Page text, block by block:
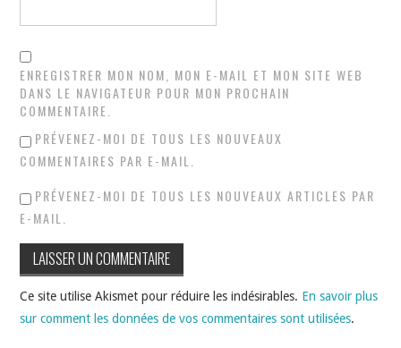
ENREGISTRER MON NOM, MON E-MAIL ET MON SITE WEB
DANS LE NAVIGATEUR POUR MON PROCHAIN
COMMENTAIRE.
PRÉVENEZ-MOI DE TOUS LES NOUVEAUX
COMMENTAIRES PAR E-MAIL.
PRÉVENEZ-MOI DE TOUS LES NOUVEAUX ARTICLES PAR
E-MAIL.
Ce site utilise Akismet pour réduire les indésirables. En savoir plus
sur comment les données de vos commentaires sont utilisées.